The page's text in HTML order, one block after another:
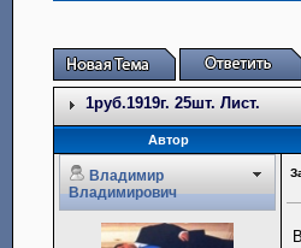
1руб.1919г. 25шт. Лист.
Автор
Владимир
Владимирович